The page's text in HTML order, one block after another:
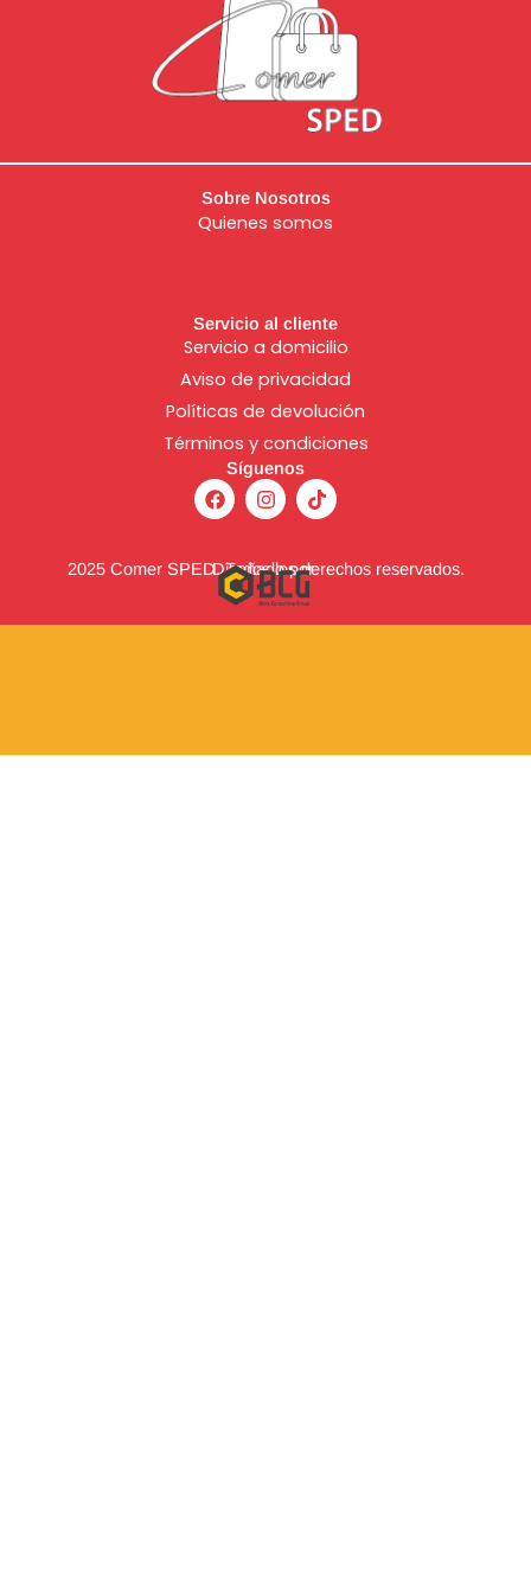
Sobre Nosotros
Quienes somos
Servicio al cliente
Servicio a domicilio
Aviso de privacidad
Políticas de devolución
Términos y condiciones
Síguenos
F
a
c
b
o
o
k
I
n
s
a
g
r
a
T
i
k
o
2025 Comer SPED. Todos los derechos reservados.
Diseñado por: